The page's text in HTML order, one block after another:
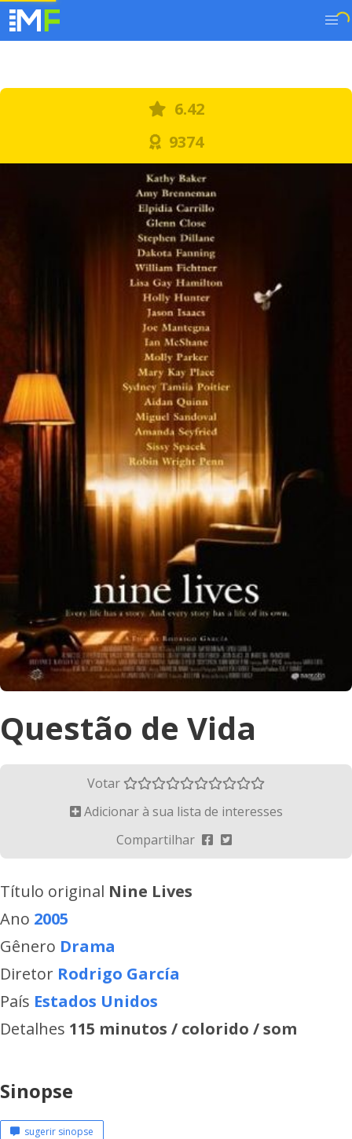
6.42
9374
Questão de Vida
Votar
Adicionar à sua lista de interesses
Compartilhar
Título original Nine Lives
Ano 2005
Gênero Drama
Diretor Rodrigo García
País Estados Unidos
Detalhes 115 minutos / colorido / som
Sinopse
sugerir sinopse